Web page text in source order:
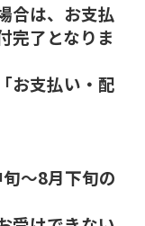
合は、お支払
完了となりま
お支払い・配
～8月下旬の